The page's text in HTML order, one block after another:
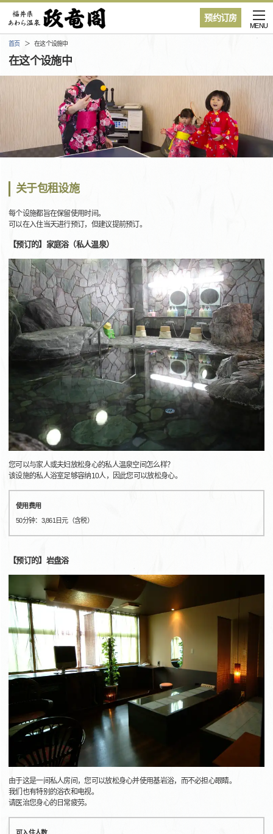
预约订房
MENU
首页 在这个设施中
在这个设施中
关于包租设施
每个设施都旨在保留使用时间。
可以在入住当天进行预订，但建议提前预订。
【预订的】家庭浴（私人温泉）
您可以与家人或夫妇放松身心的私人温泉空间怎么样？
该设施的私人浴室足够容纳10人，因此您可以放松身心。
使用费用
50分钟：3,861日元（含税）
【预订的】岩盘浴
由于这是一间私人房间，您可以放松身心并使用基岩浴，而不必担心眼睛。
我们也有特别的浴衣和电视。
请医治您身心的日常疲劳。